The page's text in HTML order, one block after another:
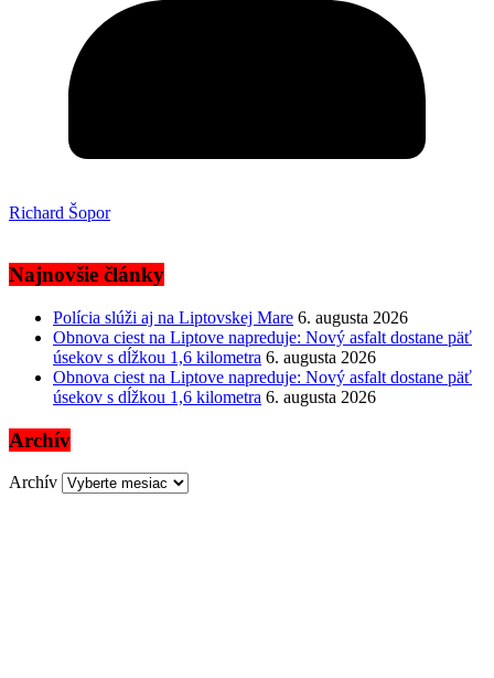
Richard Šopor
Najnovšie články
Polícia slúži aj na Liptovskej Mare 6. augusta 2026
Obnova ciest na Liptove napreduje: Nový asfalt dostane päť
úsekov s dĺžkou 1,6 kilometra 6. augusta 2026
Obnova ciest na Liptove napreduje: Nový asfalt dostane päť
úsekov s dĺžkou 1,6 kilometra 6. augusta 2026
Archív
Archív